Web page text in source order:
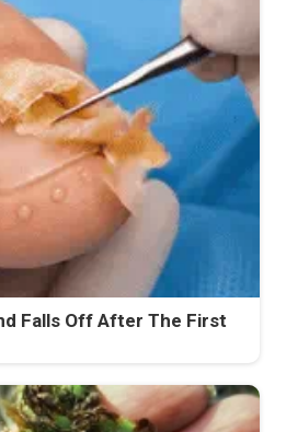
Falls Off After The First